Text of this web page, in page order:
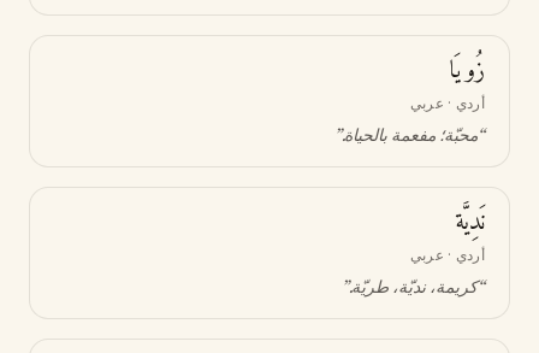
زُويَا
أردي · عربي
“محبّة؛ مفعمة بالحياة.”
نَدِيَّة
أردي · عربي
“كريمة، نديّة، طريّة.”